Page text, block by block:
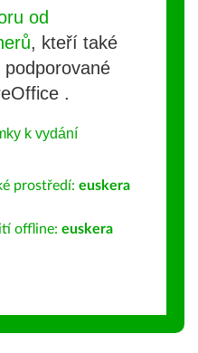
od
, kteří také
.
k vydání
prostředí: euskera
offline: euskera